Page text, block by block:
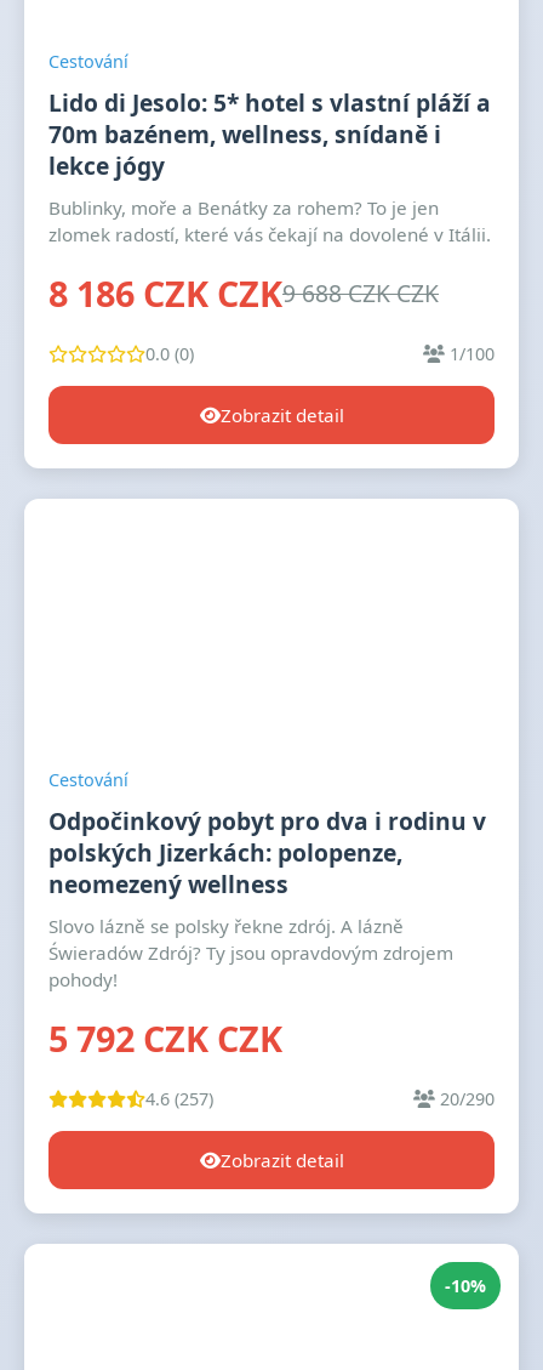
Cestování
Lido di Jesolo: 5* hotel s vlastní pláží a
70m bazénem, wellness, snídaně i
lekce jógy
Bublinky, moře a Benátky za rohem? To je jen
zlomek radostí, které vás čekají na dovolené v Itálii.
8 186 CZK CZK9 688 CZK CZK
0.0 (0) 1/100
Zobrazit detail
Cestování
Odpočinkový pobyt pro dva i rodinu v
polských Jizerkách: polopenze,
neomezený wellness
Slovo lázně se polsky řekne zdrój. A lázně
Świeradów Zdrój? Ty jsou opravdovým zdrojem
pohody!
5 792 CZK CZK
4.6 (257) 20/290
Zobrazit detail
-10%